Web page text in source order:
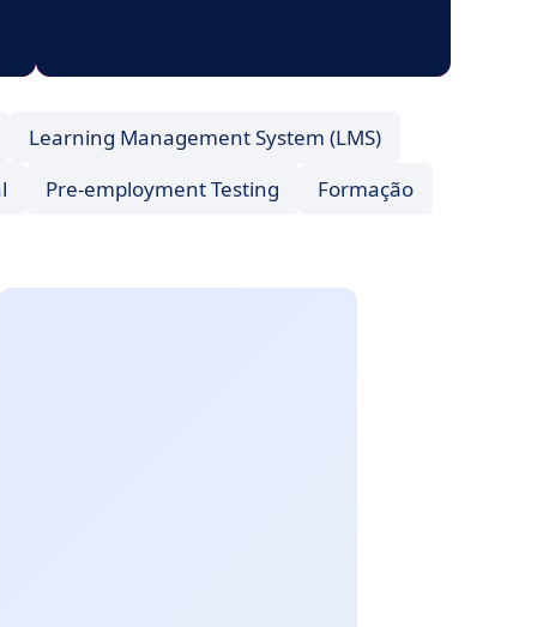
Learning Management System (LMS)
Pre-employment Testing Formação